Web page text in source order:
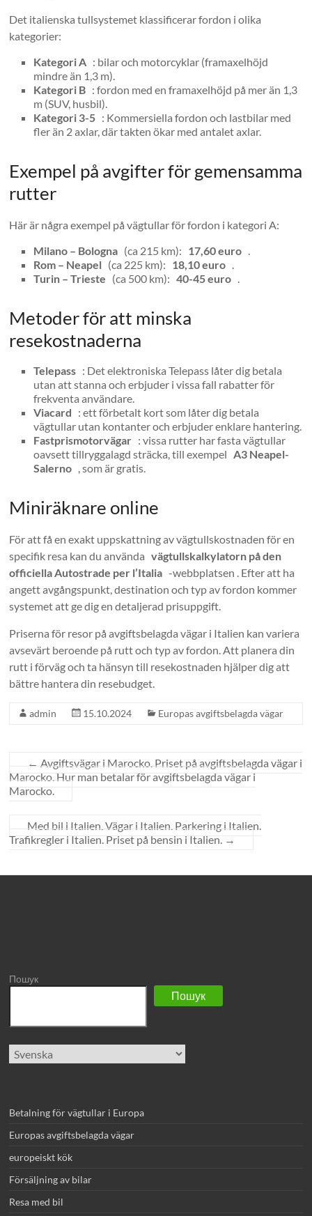
Det italienska tullsystemet klassificerar fordon i olika
kategorier:
Kategori A : bilar och motorcyklar (framaxelhöjd
mindre än 1,3 m).
Kategori B : fordon med en framaxelhöjd på mer än 1,3
m (SUV, husbil).
Kategori 3-5 : Kommersiella fordon och lastbilar med
fler än 2 axlar, där takten ökar med antalet axlar.
Exempel på avgifter för gemensamma
rutter
Här är några exempel på vägtullar för fordon i kategori A:
Milano – Bologna (ca 215 km): 17,60 euro .
Rom – Neapel (ca 225 km): 18,10 euro .
Turin – Trieste (ca 500 km):40-45 euro .
Metoder för att minska
resekostnaderna
Telepass : Det elektroniska Telepass låter dig betala
utan att stanna och erbjuder i vissa fall rabatter för
frekventa användare.
Viacard : ett förbetalt kort som låter dig betala
vägtullar utan kontanter och erbjuder enklare hantering.
Fastprismotorvägar : vissa rutter har fasta vägtullar
oavsett tillryggalagd sträcka, till exempelA3 Neapel-
Salerno , som är gratis.
Miniräknare online
För att få en exakt uppskattning av vägtullskostnaden för en
specifik resa kan du användavägtullskalkylatorn på den
officiella Autostrade per l’Italia -webbplatsen . Efter att ha
angett avgångspunkt, destination och typ av fordon kommer
systemet att ge dig en detaljerad prisuppgift.
Priserna för resor på avgiftsbelagda vägar i Italien kan variera
avsevärt beroende på rutt och typ av fordon. Att planera din
rutt i förväg och ta hänsyn till resekostnaden hjälper dig att
bättre hantera din resebudget.
admin 15.10.2024 Europas avgiftsbelagda vägar
← Avgiftsvägar i Marocko. Priset på avgiftsbelagda vägar i
Marocko. Hur man betalar för avgiftsbelagda vägar i
Marocko.
Med bil i Italien. Vägar i Italien. Parkering i Italien.
Trafikregler i Italien. Priset på bensin i Italien. →
Пошук
Пошук
Välj
ett
Betalning för vägtullar i Europa
Europas avgiftsbelagda vägar
europeiskt kök
Försäljning av bilar
Resa med bil